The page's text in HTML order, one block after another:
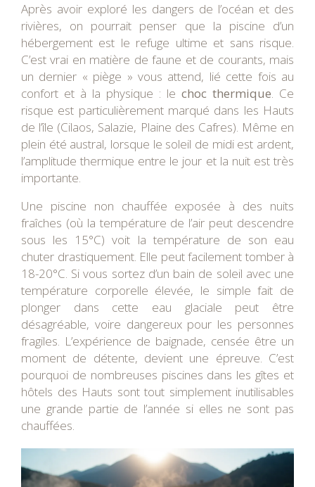
Après avoir exploré les dangers de l’océan et des
rivières, on pourrait penser que la piscine d’un
hébergement est le refuge ultime et sans risque.
C’est vrai en matière de faune et de courants, mais
un dernier « piège » vous attend, lié cette fois au
confort et à la physique : le choc thermique. Ce
risque est particulièrement marqué dans les Hauts
de l’île (Cilaos, Salazie, Plaine des Cafres). Même en
plein été austral, lorsque le soleil de midi est ardent,
l’amplitude thermique entre le jour et la nuit est très
importante.
Une piscine non chauffée exposée à des nuits
fraîches (où la température de l’air peut descendre
sous les 15°C) voit la température de son eau
chuter drastiquement. Elle peut facilement tomber à
18-20°C. Si vous sortez d’un bain de soleil avec une
température corporelle élevée, le simple fait de
plonger dans cette eau glaciale peut être
désagréable, voire dangereux pour les personnes
fragiles. L’expérience de baignade, censée être un
moment de détente, devient une épreuve. C’est
pourquoi de nombreuses piscines dans les gîtes et
hôtels des Hauts sont tout simplement inutilisables
une grande partie de l’année si elles ne sont pas
chauffées.